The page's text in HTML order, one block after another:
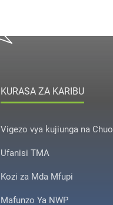
KURASA ZA KARIBU
Vigezo vya kujiunga na Chuo
Ufanisi TMA
Kozi za Mda Mfupi
Mafunzo Ya NWP